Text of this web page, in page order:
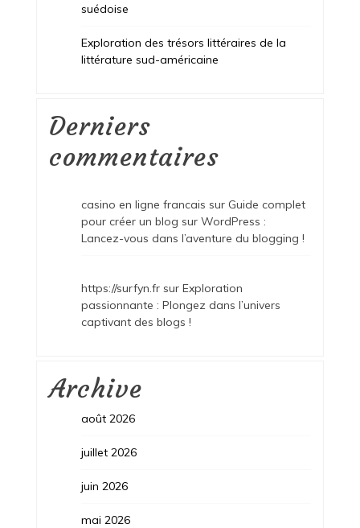
suédoise
Exploration des trésors littéraires de la
littérature sud-américaine
Derniers
commentaires
casino en ligne francais sur Guide complet
pour créer un blog sur WordPress :
Lancez-vous dans l’aventure du blogging !
https://surfyn.frsur Exploration
passionnante : Plongez dans l’univers
captivant des blogs !
Archive
août 2026
juillet 2026
juin 2026
mai 2026